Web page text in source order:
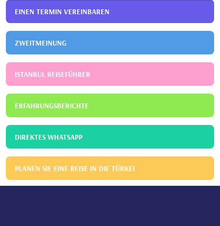
EINEN TERMIN VEREINBAREN
ZWEITMEINUNG
ISTANBUL REISEFÜHRER
ERFAHRUNGSBERICHTE
DIREKTES WHATSAPP
PLANEN SIE EINE REISE IN DIE TÜRKEI